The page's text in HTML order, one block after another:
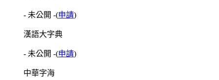
- 未公開 -(申請)
漢語大字典
- 未公開 -(申請)
中華字海